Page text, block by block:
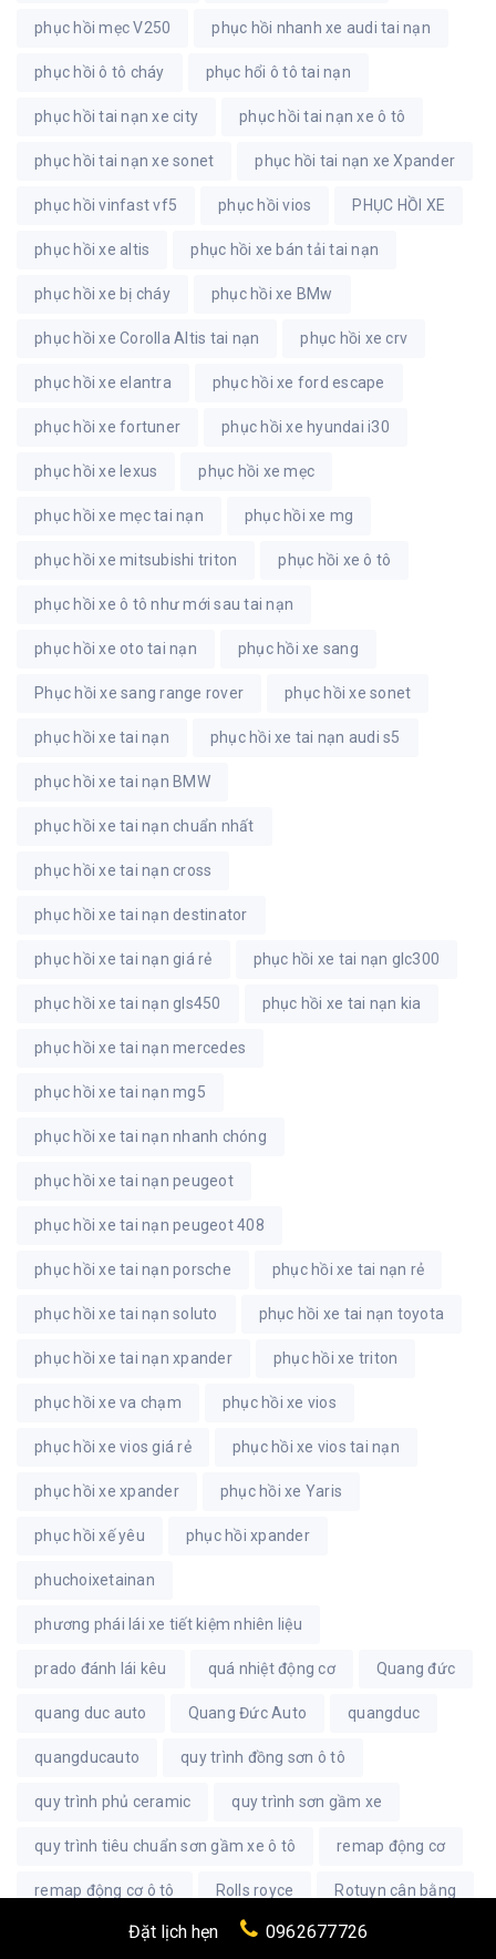
phục hồi mẹc V250 phục hồi nhanh xe audi tai nạn
phục hồi ô tô cháy phục hổi ô tô tai nạn
phục hồi tai nạn xe city phục hồi tai nạn xe ô tô
phục hồi tai nạn xe sonet phục hồi tai nạn xe Xpander
phục hồi vinfast vf5 phục hồi vios PHỤC HỒI XE
phục hồi xe altis phục hồi xe bán tải tai nạn
phục hồi xe bị cháy phục hồi xe BMw
phục hồi xe Corolla Altis tai nạn phục hồi xe crv
phục hồi xe elantra phục hồi xe ford escape
phục hồi xe fortuner phục hồi xe hyundai i30
phục hồi xe lexus phục hồi xe mẹc
phục hồi xe mẹc tai nạn phục hồi xe mg
phục hồi xe mitsubishi triton phục hồi xe ô tô
phục hồi xe ô tô như mới sau tai nạn
phục hồi xe oto tai nạn phục hồi xe sang
Phục hồi xe sang range rover phục hồi xe sonet
phục hồi xe tai nạn phục hồi xe tai nạn audi s5
phục hồi xe tai nạn BMW
phục hồi xe tai nạn chuẩn nhất
phục hồi xe tai nạn cross
phục hồi xe tai nạn destinator
phục hồi xe tai nạn giá rẻ phục hồi xe tai nạn glc300
phục hồi xe tai nạn gls450 phục hồi xe tai nạn kia
phục hồi xe tai nạn mercedes
phục hồi xe tai nạn mg5
phục hồi xe tai nạn nhanh chóng
phục hồi xe tai nạn peugeot
phục hồi xe tai nạn peugeot 408
phục hồi xe tai nạn porsche phục hồi xe tai nạn rẻ
phục hồi xe tai nạn soluto phục hồi xe tai nạn toyota
phục hồi xe tai nạn xpander phục hồi xe triton
phục hồi xe va chạm phục hồi xe vios
phục hồi xe vios giá rẻ phục hồi xe vios tai nạn
phục hồi xe xpander phục hồi xe Yaris
phục hồi xế yêu phục hồi xpander
phuchoixetainan
phương phái lái xe tiết kiệm nhiên liệu
prado đánh lái kêu quá nhiệt động cơ Quang đức
quang duc auto Quang Đức Auto quangduc
quangducauto quy trình đồng sơn ô tô
quy trình phủ ceramic quy trình sơn gầm xe
quy trình tiêu chuẩn sơn gầm xe ô tô remap động cơ
remap động cơ ô tô Rolls royce Rotuyn cân bằng
rửa khoang động cơ rửa khoang động cơ xe ô tô
Đặt lịch hẹn 0962677726